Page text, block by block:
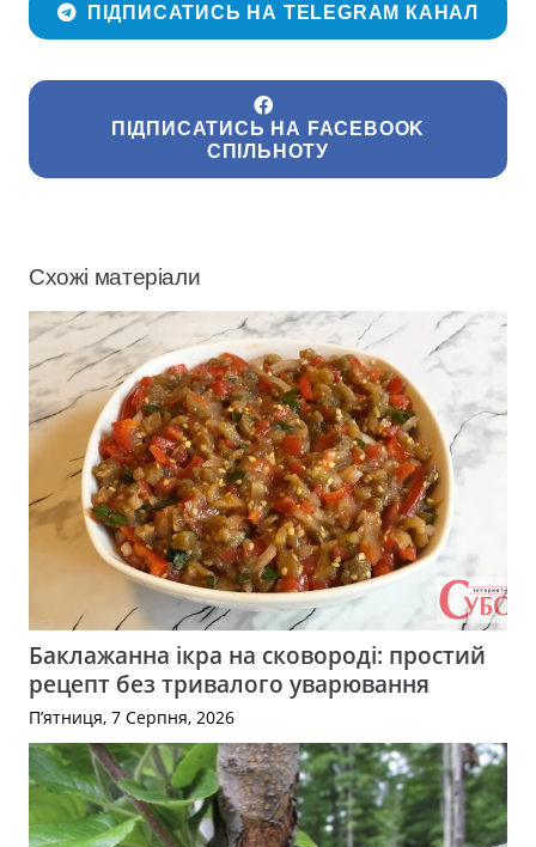
ПІДПИСАТИСЬ НА TELEGRAM КАНАЛ
ПІДПИСАТИСЬ НА FACEBOOK
СПІЛЬНОТУ
Схожі матеріали
Баклажанна ікра на сковороді: простий
рецепт без тривалого уварювання
П’ятниця, 7 Серпня, 2026